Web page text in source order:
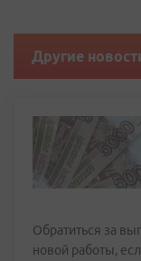
Другие
Обратиться за
новой работы,